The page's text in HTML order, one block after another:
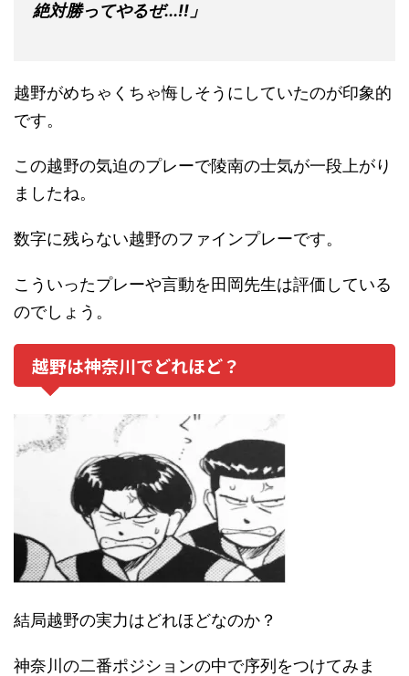
絶対勝ってやるぜ...!!」
越野がめちゃくちゃ悔しそうにしていたのが印象的
です。
この越野の気迫のプレーで陵南の士気が一段上がり
ましたね。
数字に残らない越野のファインプレーです。
こういったプレーや言動を田岡先生は評価している
のでしょう。
越野は神奈川でどれほど？
結局越野の実力はどれほどなのか？
神奈川の二番ポジションの中で序列をつけてみま